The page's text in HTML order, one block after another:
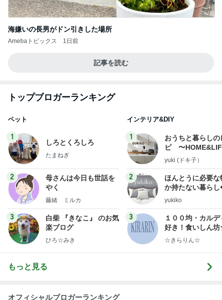
海嫌いの長男がドン引きした場所
Amebaトピックス 1日前
記事を読む
トップブロガーランキング
ペット
1
しろとくろしろ
たまねぎ
2
母さんは今日も世話を
やく
藤緒 ミルカ
3
白柴 『きなこ』 のお気
楽ブログ
ひろ☆みき
インテリア&DIY
1
おうちと暮らしの
ピ 〜
yuki (ドキ子）
2
ほんとうに必要な
か持たない暮ら
ep Life Simple◆
yukiko
3
１００均・カルデ
好き！食いしん
らりん☆のブログ
☆きらりん☆
もっと見る
オフィシャルブロガーランキング